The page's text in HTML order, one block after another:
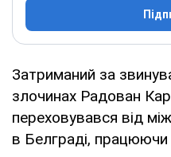
Затриманий за
злочинах Радован
переховувався від
в Белграді, працюючи